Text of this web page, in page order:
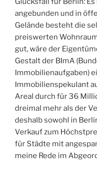
angebunden und in
Gelände besteht die
preiswerten
gut, wäre der
Gestalt der BImA
Immobilienaufgaben)
Immobilienspekulant
Areal durch für 36
dreimal mehr als der
deshalb sowohl in
Verkauf zum
für Städte mit
meine Rede im